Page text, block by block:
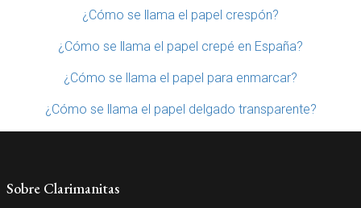
¿Cómo se llama el papel crespón?
¿Cómo se llama el papel crepé en España?
¿Cómo se llama el papel para enmarcar?
¿Cómo se llama el papel delgado transparente?
Sobre Clarimanitas